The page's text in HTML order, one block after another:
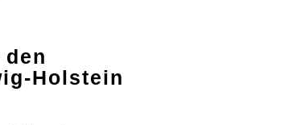
Holstein